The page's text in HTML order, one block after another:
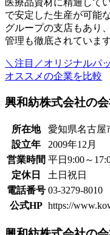
で安定した生産が可能
グループの支店もあり
管理も徹底されています
＼注目／オリジナルパ
オススメの企業を比較
興和紡株式会社の
所在地
愛知県名古屋
設立年
2009年12月
営業時間 平日9:00～
定休日
土日祝日
電話番号 03-3279-8010
公式HP https://